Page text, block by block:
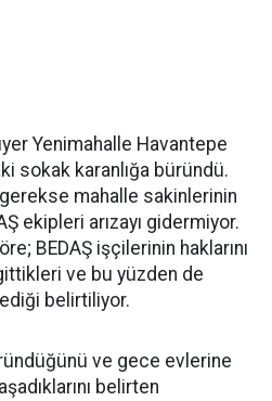
Yenimahalle Havantepe
sokak karanlığa büründü.
mahalle sakinlerinin
ekipleri arızayı gidermiyor.
BEDAŞ işçilerinin haklarını
ve bu yüzden de
belirtiliyor.
ve gece evlerine
belirten